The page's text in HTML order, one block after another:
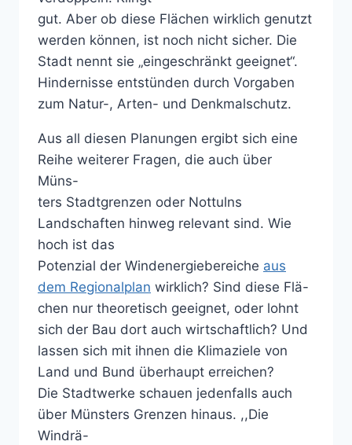
gut. Aber ob diese Flächen wirklich genutzt
werden können, ist noch nicht sicher. Die
Stadt nennt sie „eingeschränkt geeignet“.
Hindernisse entstünden durch Vorgaben
zum Natur-, Arten- und Denkmalschutz.
Aus all diesen Planungen ergibt sich eine
Reihe weiterer Fragen, die auch über
Müns-
ters Stadtgrenzen oder Nottulns
Landschaften hinweg relevant sind. Wie
hoch ist das
Potenzial der Windenergiebereiche aus
dem Regionalplan wirklich? Sind diese Flä-
chen nur theoretisch geeignet, oder lohnt
sich der Bau dort auch wirtschaftlich? Und
lassen sich mit ihnen die Klimaziele von
Land und Bund überhaupt erreichen?
Die Stadtwerke schauen jedenfalls auch
über Münsters Grenzen hinaus. ,,Die
Windrä-